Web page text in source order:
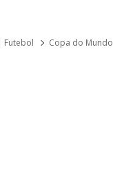
Futebol Copa do Mundo